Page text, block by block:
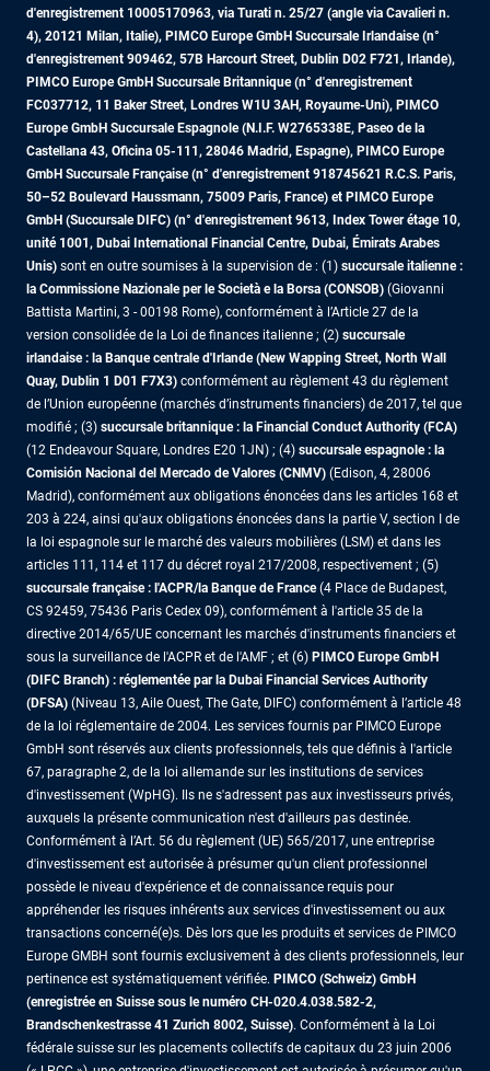
d'enregistrement 10005170963, via Turati n. 25/27 (angle via Cavalieri n.
4), 20121 Milan, Italie), PIMCO Europe GmbH Succursale Irlandaise (n°
d'enregistrement 909462, 57B Harcourt Street, Dublin D02 F721, Irlande),
PIMCO Europe GmbH Succursale Britannique (n° d'enregistrement
FC037712, 11 Baker Street, Londres W1U 3AH, Royaume-Uni), PIMCO
Europe GmbH Succursale Espagnole (N.I.F. W2765338E, Paseo de la
Castellana 43, Oficina 05-111, 28046 Madrid, Espagne), PIMCO Europe
GmbH Succursale Française (n° d'enregistrement 918745621 R.C.S. Paris,
50–52 Boulevard Haussmann, 75009 Paris, France) et PIMCO Europe
GmbH (Succursale DIFC) (n° d'enregistrement 9613, Index Tower étage 10,
unité 1001, Dubai International Financial Centre, Dubai, Émirats Arabes
Unis) sont en outre soumises à la supervision de : (1) succursale italienne :
la Commissione Nazionale per le Società e la Borsa (CONSOB) (Giovanni
Battista Martini, 3 - 00198 Rome), conformément à l’Article 27 de la
version consolidée de la Loi de finances italienne ; (2) succursale
irlandaise : la Banque centrale d'Irlande (New Wapping Street, North Wall
Quay, Dublin 1 D01 F7X3) conformément au règlement 43 du règlement
de l’Union européenne (marchés d’instruments financiers) de 2017, tel que
modifié ; (3) succursale britannique : la Financial Conduct Authority (FCA)
(12 Endeavour Square, Londres E20 1JN) ; (4) succursale espagnole : la
Comisión Nacional del Mercado de Valores (CNMV) (Edison, 4, 28006
Madrid), conformément aux obligations énoncées dans les articles 168 et
203 à 224, ainsi qu'aux obligations énoncées dans la partie V, section I de
la loi espagnole sur le marché des valeurs mobilières (LSM) et dans les
articles 111, 114 et 117 du décret royal 217/2008, respectivement ; (5)
succursale française : l'ACPR/la Banque de France(4 Place de Budapest,
CS 92459, 75436 Paris Cedex 09), conformément à l'article 35 de la
directive 2014/65/UE concernant les marchés d'instruments financiers et
sous la surveillance de l'ACPR et de l'AMF ; et (6) PIMCO Europe GmbH
(DIFC Branch) : réglementée par la Dubai Financial Services Authority
(DFSA) (Niveau 13, Aile Ouest, The Gate, DIFC) conformément à l’article 48
de la loi réglementaire de 2004. Les services fournis par PIMCO Europe
GmbH sont réservés aux clients professionnels, tels que définis à l'article
67, paragraphe 2, de la loi allemande sur les institutions de services
d'investissement (WpHG). Ils ne s'adressent pas aux investisseurs privés,
auxquels la présente communication n'est d'ailleurs pas destinée.
Conformément à l’Art. 56 du règlement (UE) 565/2017, une entreprise
d'investissement est autorisée à présumer qu'un client professionnel
possède le niveau d'expérience et de connaissance requis pour
appréhender les risques inhérents aux services d'investissement ou aux
transactions concerné(e)s. Dès lors que les produits et services de PIMCO
Europe GMBH sont fournis exclusivement à des clients professionnels, leur
pertinence est systématiquement vérifiée. PIMCO (Schweiz) GmbH
(enregistrée en Suisse sous le numéro CH-020.4.038.582-2,
Brandschenkestrasse 41 Zurich 8002, Suisse). Conformément à la Loi
fédérale suisse sur les placements collectifs de capitaux du 23 juin 2006